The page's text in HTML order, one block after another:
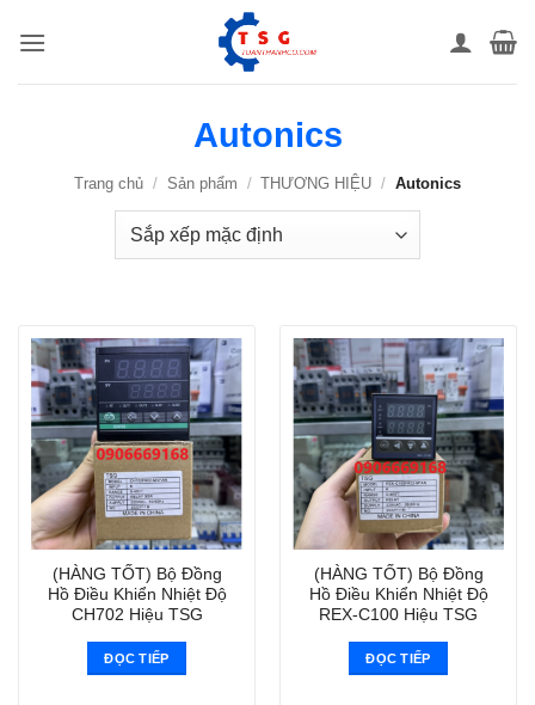
qua
Autonics
Trang chủ / Sản phẩm / THƯƠNG HIỆU / Autonics
(HÀNG TỐT) Bộ Đồng
Hồ Điều Khiển Nhiệt Độ
CH702 Hiệu TSG
ĐỌC TIẾP
(HÀNG TỐT) Bộ Đồng
Hồ Điều Khiển Nhiệt Độ
REX-C100 Hiệu TSG
ĐỌC TIẾP